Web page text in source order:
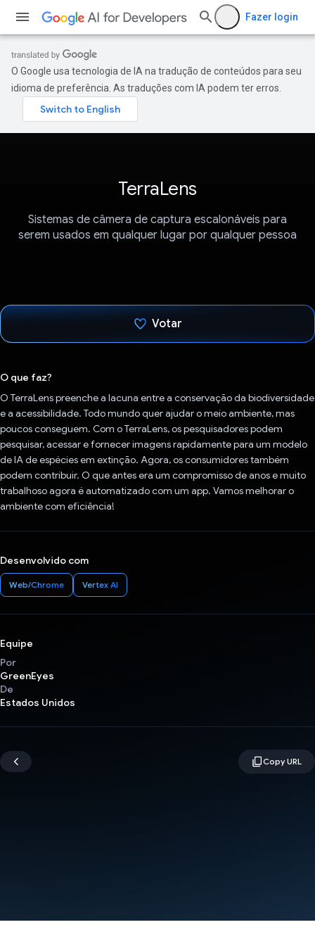
Fazer login
O Google usa tecnologia de IA na tradução de conteúdos para seu
idioma de preferência. As traduções com IA podem ter erros.
TerraLens
Sistemas de câmera de captura escalonáveis para
serem usados em qualquer lugar por qualquer pessoa
Votar
O que faz?
O TerraLens preenche a lacuna entre a conservação da biodiversidade
e a acessibilidade. Todo mundo quer ajudar o meio ambiente, mas
poucos conseguem. Com o TerraLens, os pesquisadores podem
pesquisar, acessar e fornecer imagens rapidamente para um modelo
de IA de espécies em extinção. Agora, os consumidores também
podem contribuir. O que antes era um compromisso de anos e muito
trabalhoso agora é automatizado com um app. Vamos melhorar o
ambiente com eficiência!
Desenvolvido com
Web/Chrome Vertex AI
Equipe
Por
GreenEyes
De
Estados Unidos